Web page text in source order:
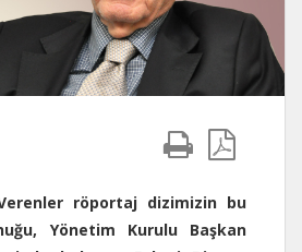
Verenler röportaj dizimizin bu
Yönetim Kurulu Başkan